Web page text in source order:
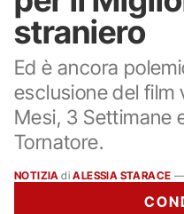
straniero
Ed è ancora
esclusione del film
Mesi, 3 Settimane
Tornatore.
NOTIZIA di ALESSIA STARACE —